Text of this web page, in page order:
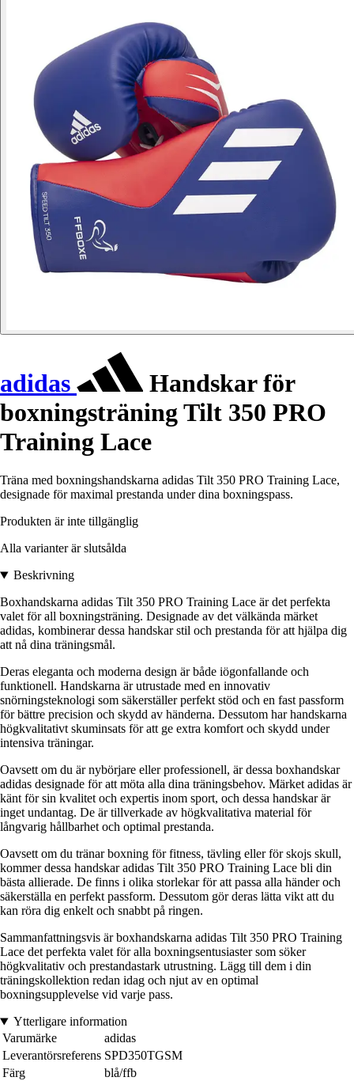
adidas
Handskar för
boxningsträning Tilt 350 PRO
Training Lace
Träna med boxningshandskarna adidas Tilt 350 PRO Training Lace,
designade för maximal prestanda under dina boxningspass.
Produkten är inte tillgänglig
Alla varianter är slutsålda
Beskrivning
Boxhandskarna adidas Tilt 350 PRO Training Lace är det perfekta
valet för all boxningsträning. Designade av det välkända märket
adidas, kombinerar dessa handskar stil och prestanda för att hjälpa dig
att nå dina träningsmål.
Deras eleganta och moderna design är både iögonfallande och
funktionell. Handskarna är utrustade med en innovativ
snörningsteknologi som säkerställer perfekt stöd och en fast passform
för bättre precision och skydd av händerna. Dessutom har handskarna
högkvalitativt skuminsats för att ge extra komfort och skydd under
intensiva träningar.
Oavsett om du är nybörjare eller professionell, är dessa boxhandskar
adidas designade för att möta alla dina träningsbehov. Märket adidas är
känt för sin kvalitet och expertis inom sport, och dessa handskar är
inget undantag. De är tillverkade av högkvalitativa material för
långvarig hållbarhet och optimal prestanda.
Oavsett om du tränar boxning för fitness, tävling eller för skojs skull,
kommer dessa handskar adidas Tilt 350 PRO Training Lace bli din
bästa allierade. De finns i olika storlekar för att passa alla händer och
säkerställa en perfekt passform. Dessutom gör deras lätta vikt att du
kan röra dig enkelt och snabbt på ringen.
Sammanfattningsvis är boxhandskarna adidas Tilt 350 PRO Training
Lace det perfekta valet för alla boxningsentusiaster som söker
högkvalitativ och prestandastark utrustning. Lägg till dem i din
träningskollektion redan idag och njut av en optimal
boxningsupplevelse vid varje pass.
Ytterligare information
Varumärke
adidas
Leverantörsreferens SPD350TGSM
Färg
blå/ffb